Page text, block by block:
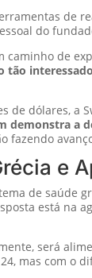
de
do
caminho de
tão
de dólares, a
demonstra a
fazendo
e
de saúde
está na
será
mas com o